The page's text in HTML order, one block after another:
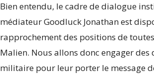
Bien entendu, le cadre de dialogue
médiateur Goodluck Jonathan est
rapprochement des positions de
Malien. Nous allons donc engager
militaire pour leur porter le message